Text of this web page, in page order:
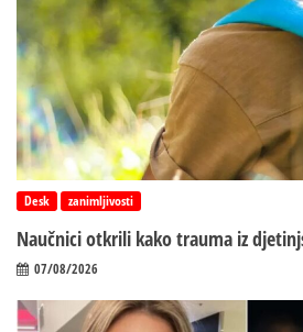
Desk zanimljivosti
Naučnici otkrili kako trauma iz
07/08/2026